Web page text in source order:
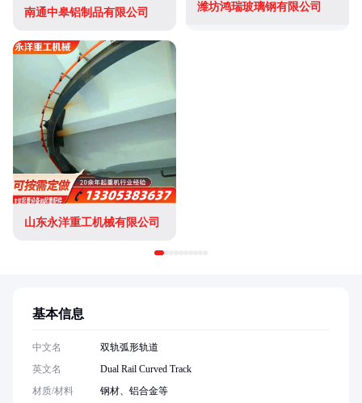
南通中皋铝制品有限公司 潍坊鸿瑞玻璃钢有限公司
山东永洋重工机械有限公司
基本信息
中文名
双轨弧形轨道
英文名
Dual Rail Curved Track
材质/材料
钢材、铝合金等